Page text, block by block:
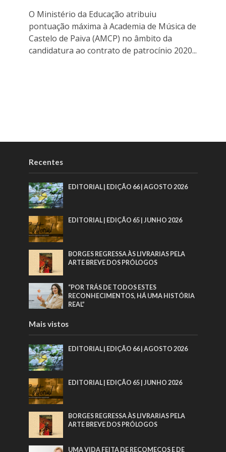
O Ministério da Educação atribuiu
pontuação máxima à Academia de Música de
Castelo de Paiva (AMCP) no âmbito da
candidatura ao contrato de patrocínio 2020...
Recentes
EDITORIAL | EDIÇÃO 66 | AGOSTO 2026
EDITORIAL | EDIÇÃO 65 | JUNHO 2026
BORGES REGRESSA ÀS LIVRARIAS PELA
ARTE BREVE DOS PRÓLOGOS
“POR TRÁS DE TODOS ESTES
RECONHECIMENTOS, HÁ UMA HISTÓRIA
REAL”
Mais vistos
EDITORIAL | EDIÇÃO 66 | AGOSTO 2026
EDITORIAL | EDIÇÃO 65 | JUNHO 2026
BORGES REGRESSA ÀS LIVRARIAS PELA
ARTE BREVE DOS PRÓLOGOS
UMA VIDA FEITA DE RECOMEÇOS E DE